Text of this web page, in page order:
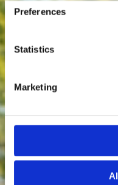
Preferences
Statistics
Marketing